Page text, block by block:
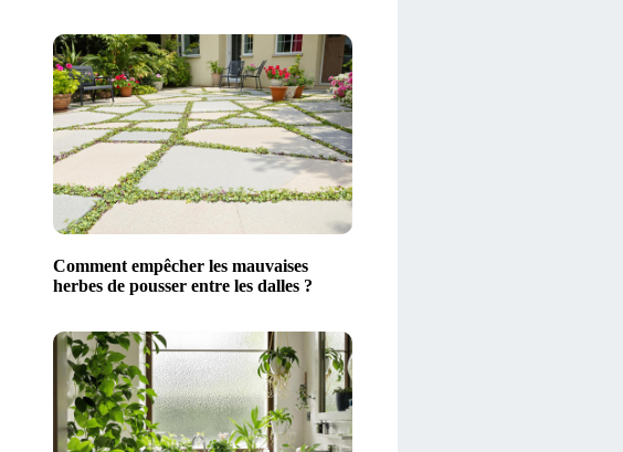
Comment empêcher les mauvaises
herbes de pousser entre les dalles ?